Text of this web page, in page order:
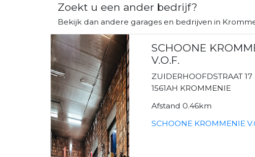
Zoekt u een ander bedrijf?
Bekijk dan andere garages en bedrijven in
SCHOONE
V.O.F.
ZUIDERHOOFDSTRAAT 17
1561AH KROMMENIE
Afstand 0.46km
SCHOONE KROMMENIE